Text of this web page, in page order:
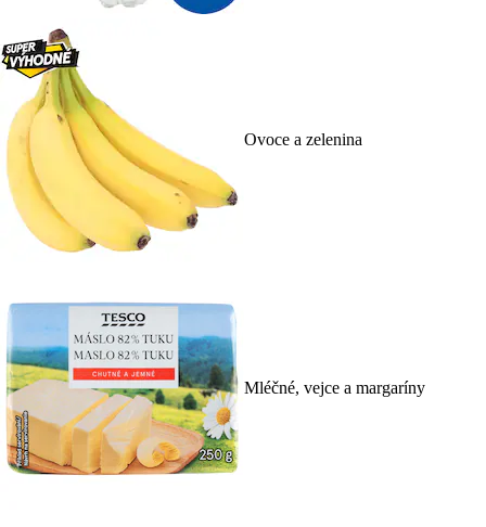
Ovoce a zelenina
Mléčné, vejce a margaríny